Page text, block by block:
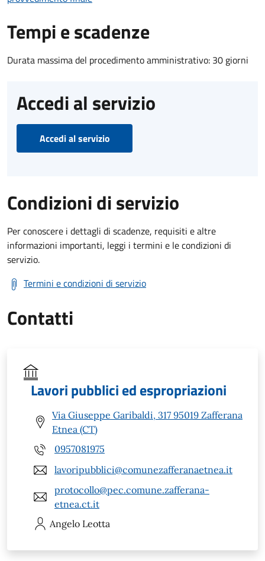
Tempi e scadenze
Durata massima del procedimento amministrativo: 30 giorni
Accedi al servizio
Accedi al servizio
Condizioni di servizio
Per conoscere i dettagli di scadenze, requisiti e altre
informazioni importanti, leggi i termini e le condizioni di
servizio.
Termini e condizioni di servizio
Contatti
Lavori pubblici ed espropriazioni
Via Giuseppe Garibaldi, 317 95019 Zafferana
Etnea (CT)
0957081975
lavoripubblici@comunezafferanaetnea.it
protocollo@pec.comune.zafferana-
etnea.ct.it
Angelo Leotta